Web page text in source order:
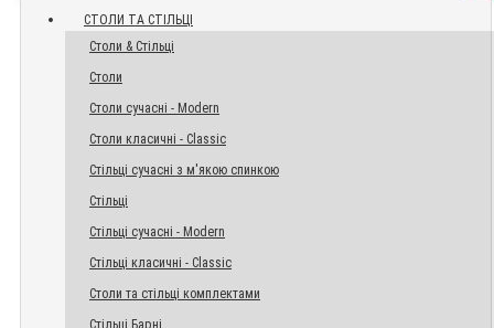
СТОЛИ ТА СТІЛЬЦІ
Столи & Стільці
Столи
Столи сучасні - Modern
Столи класичні - Classic
Стільці сучасні з м'якою спинкою
Стільці
Стільці сучасні - Modern
Стільці класичні - Classic
Столи та стільці комплектами
Стільці Барні